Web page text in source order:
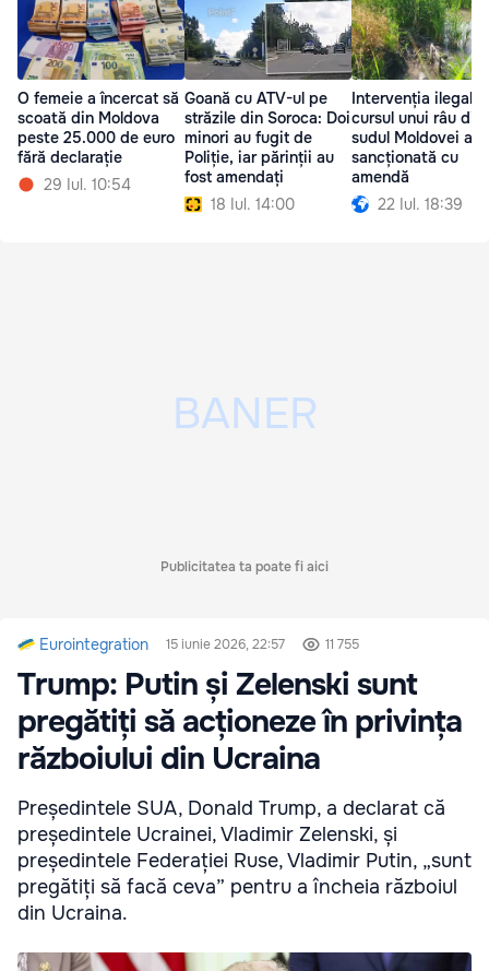
O femeie a încercat să
scoată din Moldova
peste 25.000 de euro
fără declarație
29 Iul. 10:54
Goană cu ATV-ul pe
străzile din Soroca: Doi
minori au fugit de
Poliție, iar părinții au
fost amendați
18 Iul. 14:00
Intervenția ilegală
cursul unui râu din
sudul Moldovei a
sancționată cu
amendă
22 Iul. 18:39
Publicitatea ta poate fi aici
Eurointegration 15 iunie 2026, 22:57 11 755
Trump: Putin și Zelenski sunt
pregătiți să acționeze în privința
războiului din Ucraina
Președintele SUA, Donald Trump, a declarat că
președintele Ucrainei, Vladimir Zelenski, și
președintele Federației Ruse, Vladimir Putin, „sunt
pregătiți să facă ceva” pentru a încheia războiul
din Ucraina.